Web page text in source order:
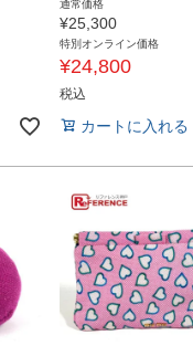
通常価格
¥25,300
特別オンライン価格
¥24,800
税込
カートに入れる